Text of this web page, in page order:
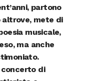
partono
altrove, mete di
musicale,
ma anche
concerto di